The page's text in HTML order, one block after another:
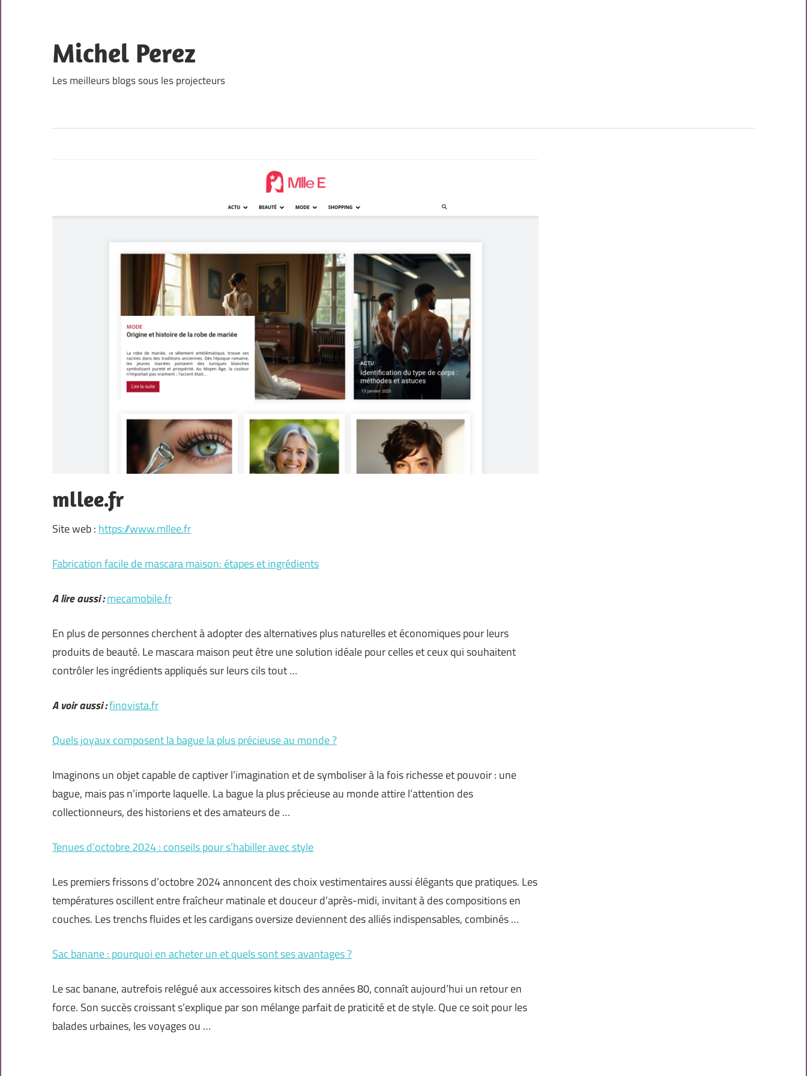
content
Michel Perez
Les meilleurs blogs sous les projecteurs
mllee.fr
Site web : https://www.mllee.fr
Fabrication facile de mascara maison: étapes et ingrédients
A lire aussi :mecamobile.fr
En plus de personnes cherchent à adopter des alternatives plus naturelles et économiques pour leurs
produits de beauté. Le mascara maison peut être une solution idéale pour celles et ceux qui souhaitent
contrôler les ingrédients appliqués sur leurs cils tout …
A voir aussi :finovista.fr
Quels joyaux composent la bague la plus précieuse au monde ?
Imaginons un objet capable de captiver l’imagination et de symboliser à la fois richesse et pouvoir : une
bague, mais pas n’importe laquelle. La bague la plus précieuse au monde attire l’attention des
collectionneurs, des historiens et des amateurs de …
Tenues d’octobre 2024 : conseils pour s’habiller avec style
Les premiers frissons d’octobre 2024 annoncent des choix vestimentaires aussi élégants que pratiques. Les
températures oscillent entre fraîcheur matinale et douceur d’après-midi, invitant à des compositions en
couches. Les trenchs fluides et les cardigans oversize deviennent des alliés indispensables, combinés …
Sac banane : pourquoi en acheter un et quels sont ses avantages ?
Le sac banane, autrefois relégué aux accessoires kitsch des années 80, connaît aujourd’hui un retour en
force. Son succès croissant s’explique par son mélange parfait de praticité et de style. Que ce soit pour les
balades urbaines, les voyages ou …